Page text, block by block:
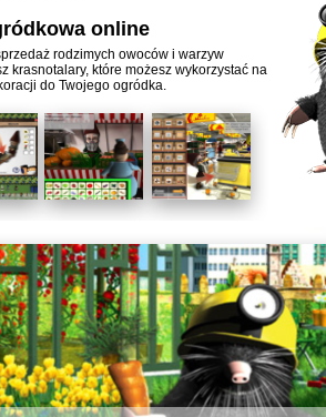
online
rodzimych owoców i warzyw
krasnotalary, które możesz wykorzystać na
do Twojego ogródka.